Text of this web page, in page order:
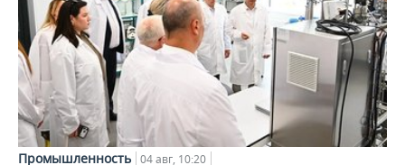
Промышленность 04 авг, 10:20